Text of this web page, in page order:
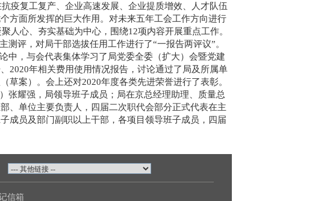
疫复工复产、企业高速发展、企业提质增效、人才队伍
方面所发挥的巨大作用。对未来五年工会工作方向进行
人心、夯实基础为中心，围绕12项内容开展重点工作。
评，对局干部选拔任用工作进行了“一报告两评议”。
中，与会代表集体学习了局党委全委（扩大）会暨党建
2020年相关费用使用情况报告，讨论通过了局及所属单
草案）。会上还对2020年度各类先进荣誉进行了表彰。
张耀强，局领导班子成员；局在京总经理助理、质量总
、单位主要负责人，四届二次职代会部分正式代表在主
成员及部门副职以上干部，各项目领导班子成员，四届
信箱